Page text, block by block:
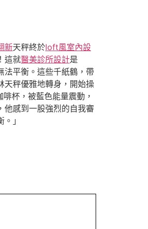
新天秤終於loft風室內設
這就醫美診所設計是
法平衡。這些千紙鶴，帶
天秤優雅地轉身，開始操
杯，被藍色能量震動，
他感到一股強烈的自我審
」